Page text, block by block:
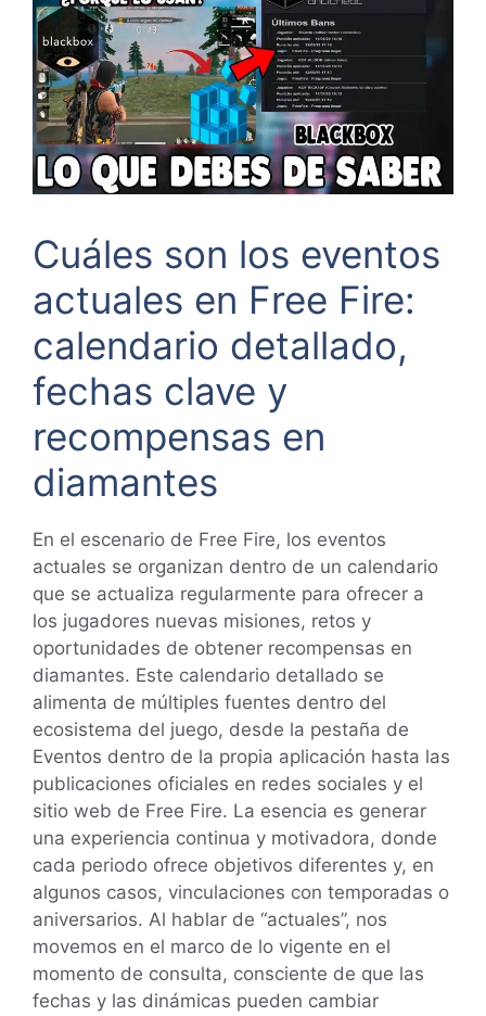
Cuáles son los eventos
actuales en Free Fire:
calendario detallado,
fechas clave y
recompensas en
diamantes
En el escenario de Free Fire, los eventos
actuales se organizan dentro de un calendario
que se actualiza regularmente para ofrecer a
los jugadores nuevas misiones, retos y
oportunidades de obtener recompensas en
diamantes. Este calendario detallado se
alimenta de múltiples fuentes dentro del
ecosistema del juego, desde la pestaña de
Eventos dentro de la propia aplicación hasta las
publicaciones oficiales en redes sociales y el
sitio web de Free Fire. La esencia es generar
una experiencia continua y motivadora, donde
cada periodo ofrece objetivos diferentes y, en
algunos casos, vinculaciones con temporadas o
aniversarios. Al hablar de “actuales”, nos
movemos en el marco de lo vigente en el
momento de consulta, consciente de que las
fechas y las dinámicas pueden cambiar